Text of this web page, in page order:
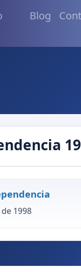
Blog
1998